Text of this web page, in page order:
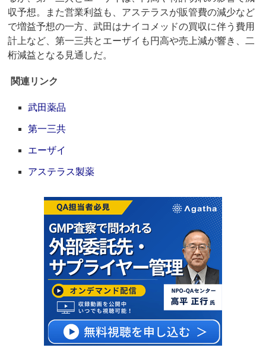
収予想。また営業利益も、アステラスが販管費の減少など
で増益予想の一方、武田はナイコメッドの買収に伴う費用
計上など、第一三共とエーザイも円高や売上減が響き、二
桁減益となる見通しだ。
関連リンク
武田薬品
第一三共
エーザイ
アステラス製薬